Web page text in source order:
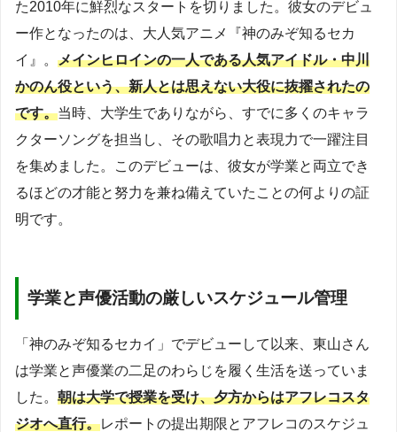
た2010年に鮮烈なスタートを切りました。彼女のデビュ
ー作となったのは、大人気アニメ『神のみぞ知るセカ
イ』。 メインヒロインの一人である人気アイドル・中川
かのん役という、新人とは思えない大役に抜擢されたの
です。当時、大学生でありながら、すでに多くのキャラ
クターソングを担当し、その歌唱力と表現力で一躍注目
を集めました。このデビューは、彼女が学業と両立でき
るほどの才能と努力を兼ね備えていたことの何よりの証
明です。
学業と声優活動の厳しいスケジュール管理
「神のみぞ知るセカイ」でデビューして以来、東山さん
は学業と声優業の二足のわらじを履く生活を送っていま
した。 朝は大学で授業を受け、夕方からはアフレコスタ
ジオへ直行。レポートの提出期限とアフレコのスケジュ